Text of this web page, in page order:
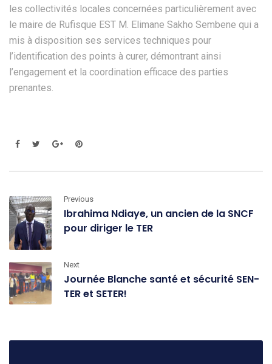
les collectivités locales concernées particulièrement avec
le maire de Rufisque EST M. Elimane Sakho Sembene qui a
mis à disposition ses services techniques pour
l’identification des points à curer, démontrant ainsi
l’engagement et la coordination efficace des parties
prenantes.
Previous
Ibrahima Ndiaye, un ancien de la SNCF
pour diriger le TER
Next
Journée Blanche santé et sécurité SEN-
TER et SETER!